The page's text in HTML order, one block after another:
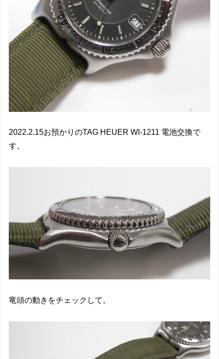
2022.2.15お預かりのTAG HEUER WI-1211 電池交換で
す。
竜頭の動きをチェックして。